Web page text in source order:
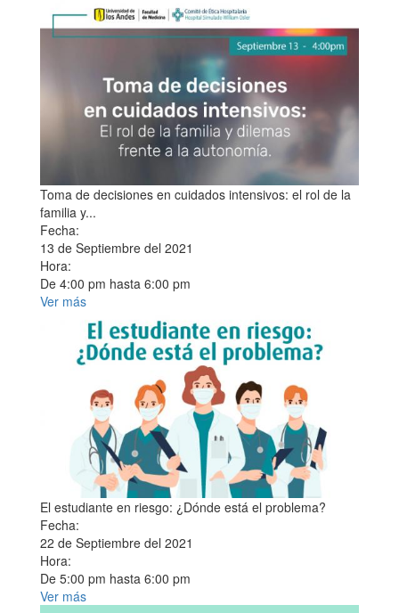
Toma de decisiones en cuidados intensivos: el rol de la
familia y...
Fecha:
13 de Septiembre del 2021
Hora:
De 4:00 pm hasta 6:00 pm
Ver más
El estudiante en riesgo: ¿Dónde está el problema?
Fecha:
22 de Septiembre del 2021
Hora:
De 5:00 pm hasta 6:00 pm
Ver más